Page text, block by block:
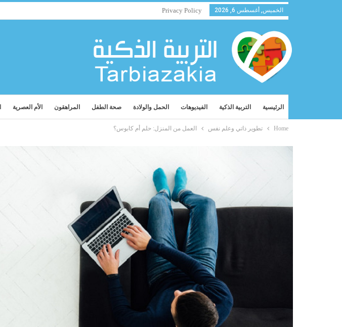
الخميس, أغسطس 6, 2026 Privacy Policy
الرئيسية التربية الذكية الفيديوهات الحمل والولادة صحة الطفل المراهقون الأم العصرية
Home تطوير ذاتي وعلم نفس العمل من المنزل: حلم أم كابوس؟